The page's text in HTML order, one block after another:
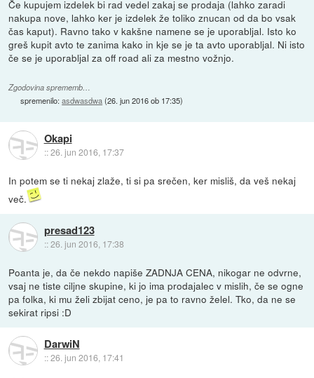
Če kupujem izdelek bi rad vedel zakaj se prodaja (lahko zaradi
nakupa nove, lahko ker je izdelek že toliko znucan od da bo vsak
čas kaput). Ravno tako v kakšne namene se je uporabljal. Isto ko
greš kupit avto te zanima kako in kje se je ta avto uporabljal. Ni isto
če se je uporabljal za off road ali za mestno vožnjo.
Zgodovina sprememb…
spremenilo:asdwasdwa(26. jun 2016 ob 17:35)
Okapi
::26. jun 2016, 17:37
In potem se ti nekaj zlaže, ti si pa srečen, ker misliš, da veš nekaj
več.
presad123
::26. jun 2016, 17:38
Poanta je, da če nekdo napiše ZADNJA CENA, nikogar ne odvrne,
vsaj ne tiste ciljne skupine, ki jo ima prodajalec v mislih, če se ogne
pa folka, ki mu želi zbijat ceno, je pa to ravno želel. Tko, da ne se
sekirat ripsi :D
DarwiN
::26. jun 2016, 17:41